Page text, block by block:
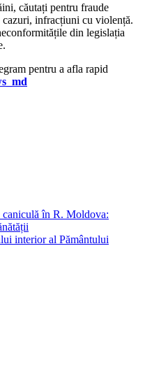
căutați pentru fraude
cazuri, infracțiuni cu violență.
din legislația
pentru a afla rapid
caniculă în R. Moldova:
interior al Pământului